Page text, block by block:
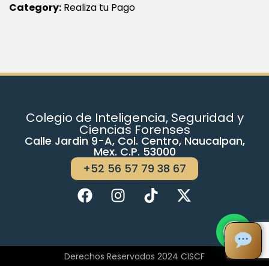
Category: Realiza tu Pago
Colegio de Inteligencia, Seguridad y
Ciencias Forenses
Calle Jardin 9-A, Col. Centro, Naucalpan,
Mex. C.P. 53000
+52 56 57 79 38 67
Derechos Reservados 2024 CISCF